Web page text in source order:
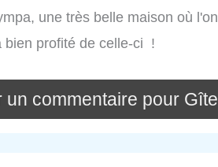
une très belle maison où
profité de celle-ci !
un commentaire pour